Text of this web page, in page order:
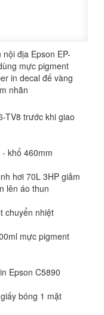
nội địa Epson EP-
mực pigment
in decal đế vàng
nhãn
TV8 trước khi giao
khổ 460mm
hơi 70L 3HP giảm
lên áo thun
chuyển nhiệt
mực pigment
Epson C5890
bóng 1 mặt